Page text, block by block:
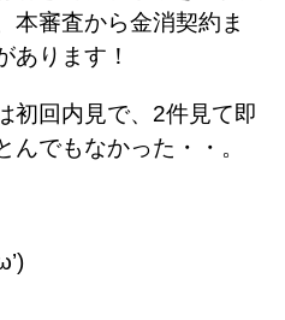
本審査から金消契約ま
あります！
初回内見で、2件見て即
でもなかった・・。